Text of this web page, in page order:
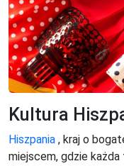
Kultura
Hiszpania , kraj o
miejscem, gdzie każda